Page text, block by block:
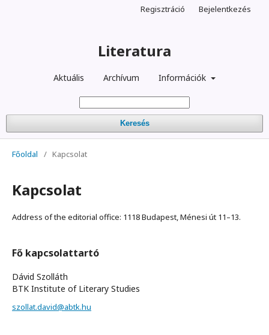
Literatura
Aktuális Archívum Információk
Keresés
Regisztráció Bejelentkezés
Főoldal / Kapcsolat
Kapcsolat
Address of the editorial office: 1118 Budapest, Ménesi út 11–13.
Fő kapcsolattartó
Dávid Szolláth
BTK Institute of Literary Studies
szollat.david@abtk.hu